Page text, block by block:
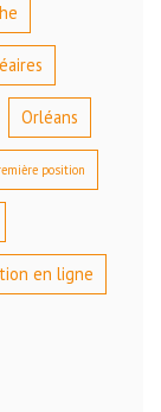
Orléans
position
en ligne